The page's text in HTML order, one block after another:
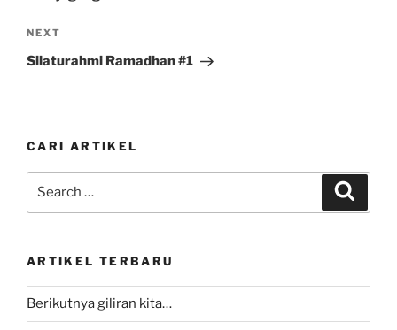
Next
Post
NEXT
Silaturahmi Ramadhan #1
CARI ARTIKEL
ARTIKEL TERBARU
Berikutnya giliran kita…